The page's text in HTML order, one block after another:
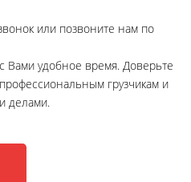
или позвоните нам по
Вами удобное время. Доверьте
грузчикам и
делами.